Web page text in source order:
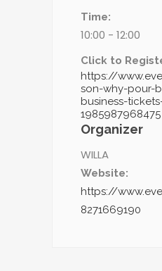
Time:
10:00 - 12:00
Click to
https://
son-why-pour-
business-
1985987968475
Organizer
WILLA
Website:
https://
8271669190